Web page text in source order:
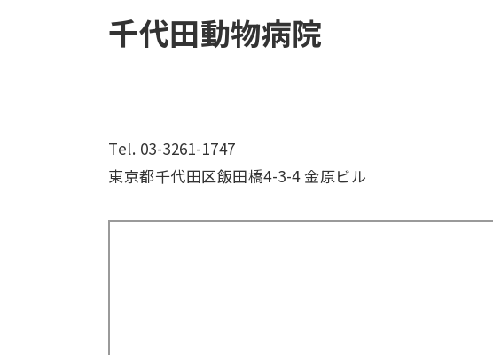
千代田動物病院
Tel. 03-3261-1747
東京都千代田区飯田橋4-3-4 金原ビル